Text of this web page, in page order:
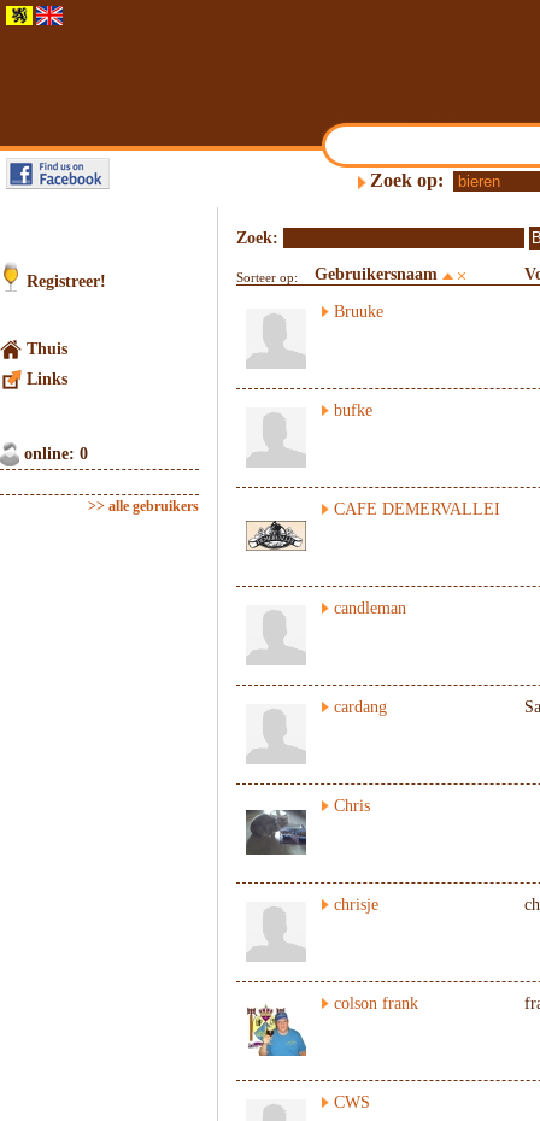
Zoek op:
Registreer!
Thuis
Links
online: 0
>> alle gebruikers
Zoek:
Sorteer op: Gebruikersnaam
Bruuke
bufke
CAFE DEMERVALLEI
candleman
cardang
Chris
chrisje
colson frank
CWS